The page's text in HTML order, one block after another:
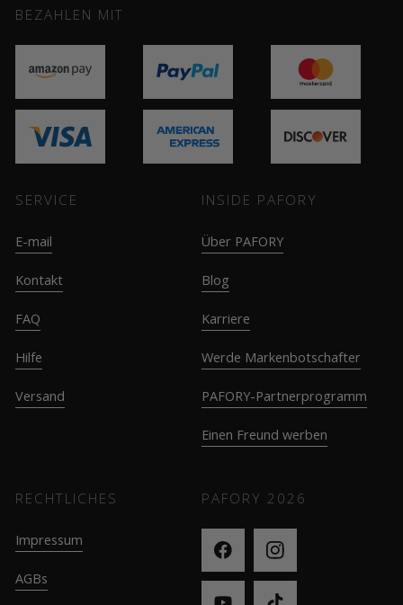
BEZAHLEN MIT
SERVICE
E-mail
Kontakt
FAQ
Hilfe
Versand
INSIDE PAFORY
Über PAFORY
Blog
Karriere
Werde Markenbotschafter
PAFORY-Partnerprogramm
Einen Freund werben
RECHTLICHES
Impressum
AGBs
PAFORY 2026